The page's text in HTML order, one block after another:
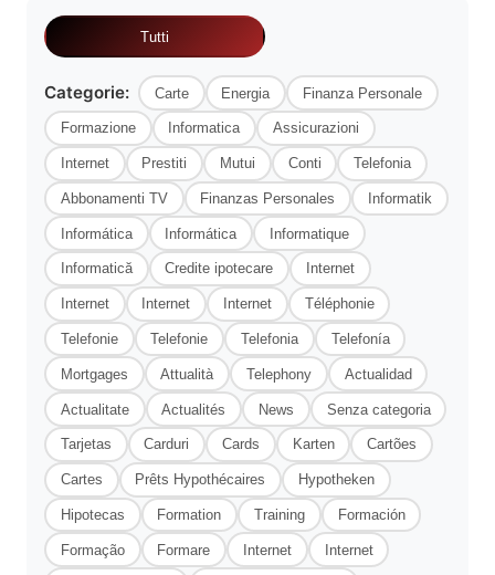
Tutti
Categorie: Carte Energia Finanza Personale
Formazione Informatica Assicurazioni
Internet Prestiti Mutui Conti Telefonia
Abbonamenti TV Finanzas Personales Informatik
Informática Informática Informatique
Informatică Credite ipotecare Internet
Internet Internet Internet Téléphonie
Telefonie Telefonie Telefonia Telefonía
Mortgages Attualità Telephony Actualidad
Actualitate Actualités News Senza categoria
Tarjetas Carduri Cards Karten Cartões
Cartes Prêts Hypothécaires Hypotheken
Hipotecas Formation Training Formación
Formação Formare Internet Internet